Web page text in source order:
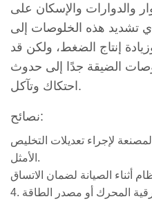
ممارسات
الصيانة
لدعم
مخرجات
الضغط
العالي
1.
التشحيم
4.2
والدوارات والإسكان على
تشديد هذه الخلوصات إلى
إنتاج الضغط، ولكن قد
الضيقة جدًا إلى حدوث
احتكاك وتآكل.
نصائح:
لإجراء تعديلات التخليص
الأمثل.
ترقية المحرك أو مصدر الطاقة